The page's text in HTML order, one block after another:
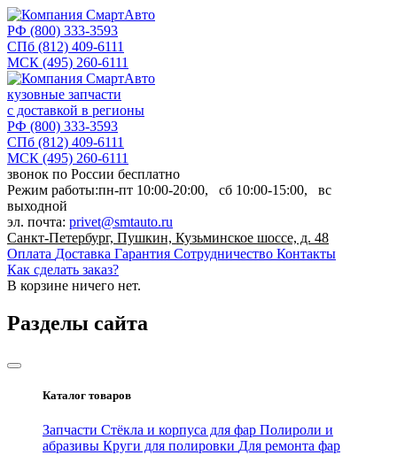
РФ (800) 333-3593
СПб (812) 409-6111
МСК (495) 260-6111
кузовные запчасти
с доставкой в регионы
РФ (800) 333-3593
СПб (812) 409-6111
МСК (495) 260-6111
звонок по России бесплатно
Режим работы:пн-пт 10:00-20:00, сб 10:00-15:00, вс
выходной
эл. почта: privet@smtauto.ru
Санкт-Петербург, Пушкин, Кузьминское шоссе, д. 48
Оплата Доставка Гарантия Сотрудничество Контакты
Как сделать заказ?
В корзине ничего нет.
Разделы сайта
Каталог товаров
Запчасти Стёкла и корпуса для фар Полироли и
абразивы Круги для полировки Для ремонта фар